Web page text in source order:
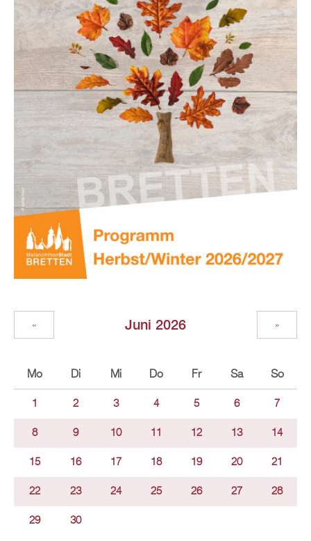
Juni 2026
« »
Mo Di Mi Do Fr Sa So
1 2 3 4 5 6 7
8 9 10 11 12 13 14
15 16 17 18 19 20 21
22 23 24 25 26 27 28
29 30